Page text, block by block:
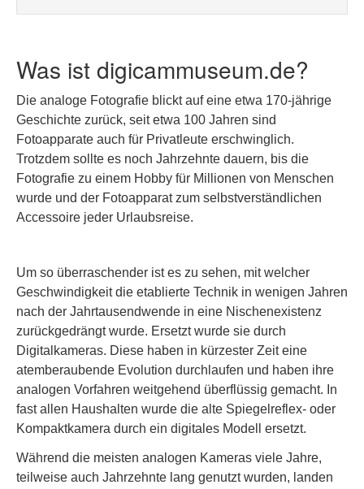
Was ist digicammuseum.de?
Die analoge Fotografie blickt auf eine etwa 170-jährige
Geschichte zurück, seit etwa 100 Jahren sind
Fotoapparate auch für Privatleute erschwinglich.
Trotzdem sollte es noch Jahrzehnte dauern, bis die
Fotografie zu einem Hobby für Millionen von Menschen
wurde und der Fotoapparat zum selbstverständlichen
Accessoire jeder Urlaubsreise.
Um so überraschender ist es zu sehen, mit welcher
Geschwindigkeit die etablierte Technik in wenigen Jahren
nach der Jahrtausendwende in eine Nischenexistenz
zurückgedrängt wurde. Ersetzt wurde sie durch
Digitalkameras. Diese haben in kürzester Zeit eine
atemberaubende Evolution durchlaufen und haben ihre
analogen Vorfahren weitgehend überflüssig gemacht. In
fast allen Haushalten wurde die alte Spiegelreflex- oder
Kompaktkamera durch ein digitales Modell ersetzt.
Während die meisten analogen Kameras viele Jahre,
teilweise auch Jahrzehnte lang genutzt wurden, landen